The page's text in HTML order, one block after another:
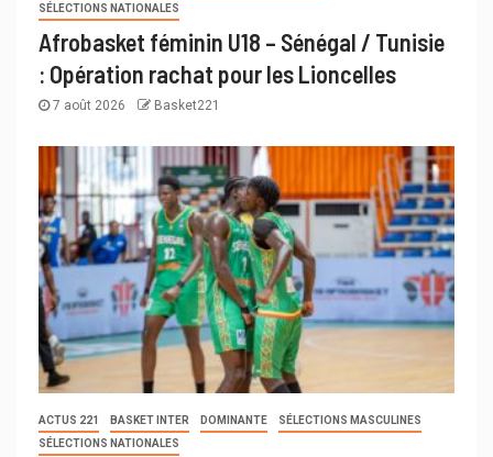
SÉLECTIONS NATIONALES
Afrobasket féminin U18 – Sénégal / Tunisie
: Opération rachat pour les Lioncelles
7 août 2026 Basket221
ACTUS 221 BASKET INTER DOMINANTE
SÉLECTIONS MASCULINES
SÉLECTIONS NATIONALES